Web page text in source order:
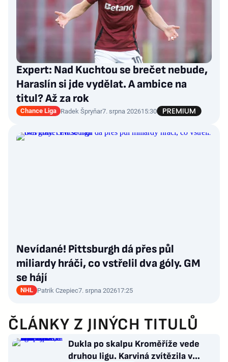
Expert: Nad Kuchtou se brečet nebude,
Haraslín si jde vydělat. A ambice na
titul? Až za rok
Chance Liga Radek Špryňar7. srpna 202615:30
Nevídané! Pittsburgh dá přes půl
miliardy hráči, co vstřelil dva góly. GM
se hájí
NHL Patrik Czepiec7. srpna 202617:25
ČLÁNKY Z JINÝCH TITULŮ
Dukla po skalpu Kroměříže vede
druhou ligu. Karviná zvítězila v